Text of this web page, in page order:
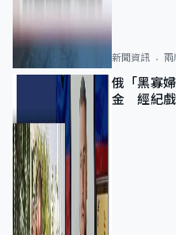
新聞資訊 兩
俄「黑寡
金 經紀戲